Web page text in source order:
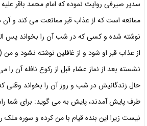
سدير صیرفی روایت نموده که امام محمد باقر
ممانعه است که از عذاب قبر ممانعت می کند و آن
نوشته شده و کسی که در شب آن را بخواند پس
از عذاب قبر او شود و از غافلين نوشته نشود و
نشسته بعد از نماز عشاء قبل از ركوع نافله آن را
حال زندگانیش در شب و روز آن را بخواند وقتی که
طرف پایش آمدند، پایش به می گوید: برای شما
نیست زیرا این بنده قیام با من کرده و سوره